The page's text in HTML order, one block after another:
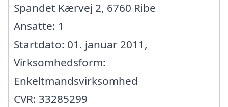
Spandet Kærvej 2, 6760 Ribe
Ansatte: 1
Startdato: 01. januar 2011,
Virksomhedsform:
Enkeltmandsvirksomhed
CVR: 33285299